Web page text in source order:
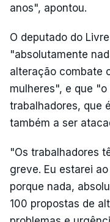
anos", apontou.
O deputado do
"absolutamente
alteração combate
mulheres", e que
trabalhadores, que
também a ser
"Os trabalhadores
greve. Eu estarei
porque nada,
100 propostas de